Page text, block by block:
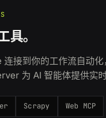
具。
接到你的工作流自动化
为 AI 智能体提供实时
Scrapy Web MCP